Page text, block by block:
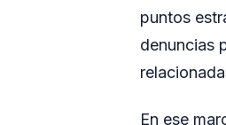
puntos
denuncias
En ese